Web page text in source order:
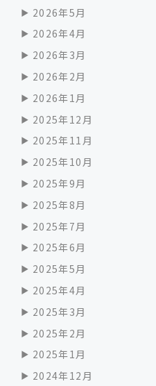
2026年5月
2026年4月
2026年3月
2026年2月
2026年1月
2025年12月
2025年11月
2025年10月
2025年9月
2025年8月
2025年7月
2025年6月
2025年5月
2025年4月
2025年3月
2025年2月
2025年1月
2024年12月